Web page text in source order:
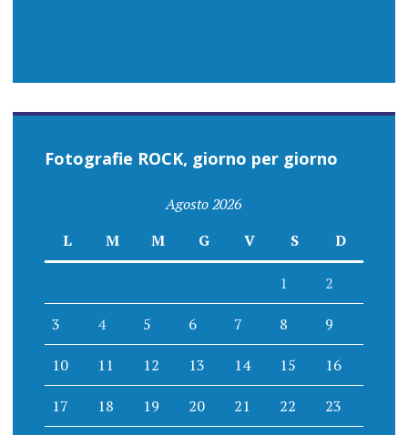
Fotografie ROCK, giorno per giorno
Agosto 2026
L
M M G V S D
1 2
3 4 5 6 7 8 9
10 11 12 13 14 15 16
17 18 19 20 21 22 23